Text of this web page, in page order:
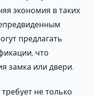
экономия в таких
предлагать
что
замка или двери.
не только